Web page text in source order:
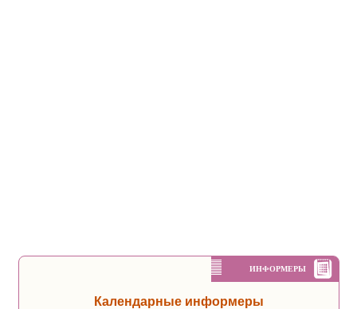
ИНФОРМЕРЫ
Календарные информеры